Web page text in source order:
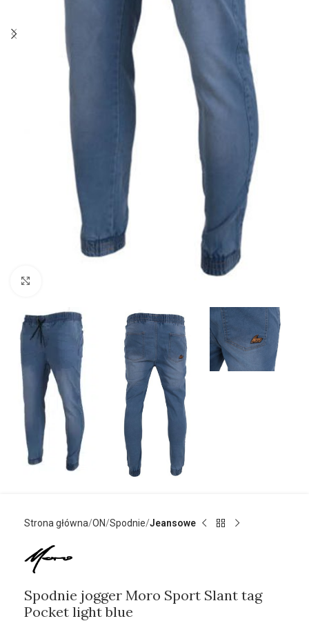
Strona główna ON Spodnie Jeansowe
Spodnie jogger Moro Sport Slant tag
Pocket light blue